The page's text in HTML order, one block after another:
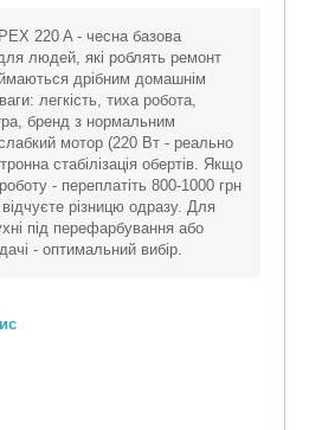
PEX 220 A - чесна базова
людей, які роблять ремонт
дрібним домашнім
легкість, тиха робота,
бренд з нормальним
мотор (220 Вт - реально
стабілізація обертів. Якщо
- переплатіть 800-1000 грн
різницю одразу. Для
під перефарбування або
- оптимальний вибір.